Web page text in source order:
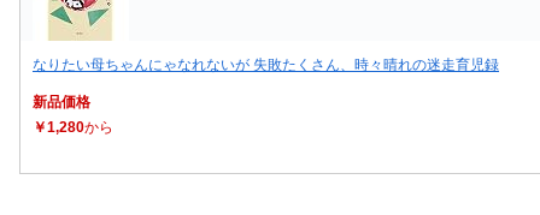
なりたい母ちゃんにゃなれないが 失敗たくさん、時々晴れの迷走育児録
新品価格
￥1,280から